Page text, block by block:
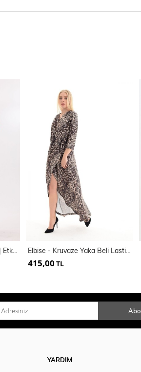
Püsküllü Scuba Abiye Etek | Etk33855 Elbise - Kruvaze Yaka Beli Lastikli Elbise
415,00 TL
YARDIM